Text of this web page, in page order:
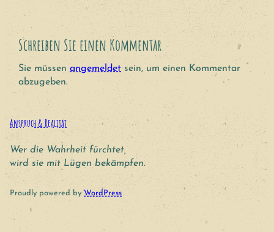
Schreiben Sie einen Kommentar
Sie müssen angemeldet sein, um einen Kommentar
abzugeben.
Anspruch & Realität
Wer die Wahrheit fürchtet,
wird sie mit Lügen bekämpfen.
Proudly powered byWordPress